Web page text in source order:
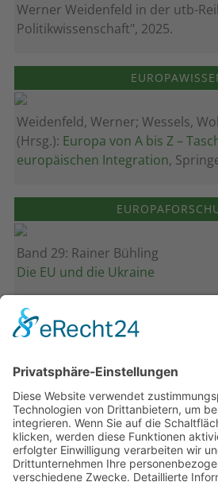
Werner Weidenfeld in der utb-
Politikwissenschaft", 2025.
Weidenfeld, Werner; Wessels,
(Hrsg.): Europa von A bis Z –
europäischen Integration,
Band 29: Rainer Bühling
Die EU und die Ukraine
Band 28: Andrea Zeller
Eurorettung um jeden Preis?
Band 27: Thomas Jansen
Europa verstehen
Band 26: Andreas Öffner
Die Macht der Interessen